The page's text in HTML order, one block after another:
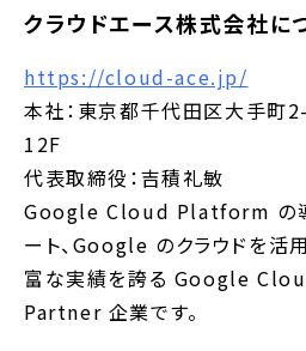
クラウドエース株式会社に
https://cloud-ace.jp/
本社：東京都千代田区大手町
12F
代表取締役：吉積礼敏
Google Cloud Platform の導
ート、Google のクラウドを活
富な実績を誇る Google
Partner 企業です。